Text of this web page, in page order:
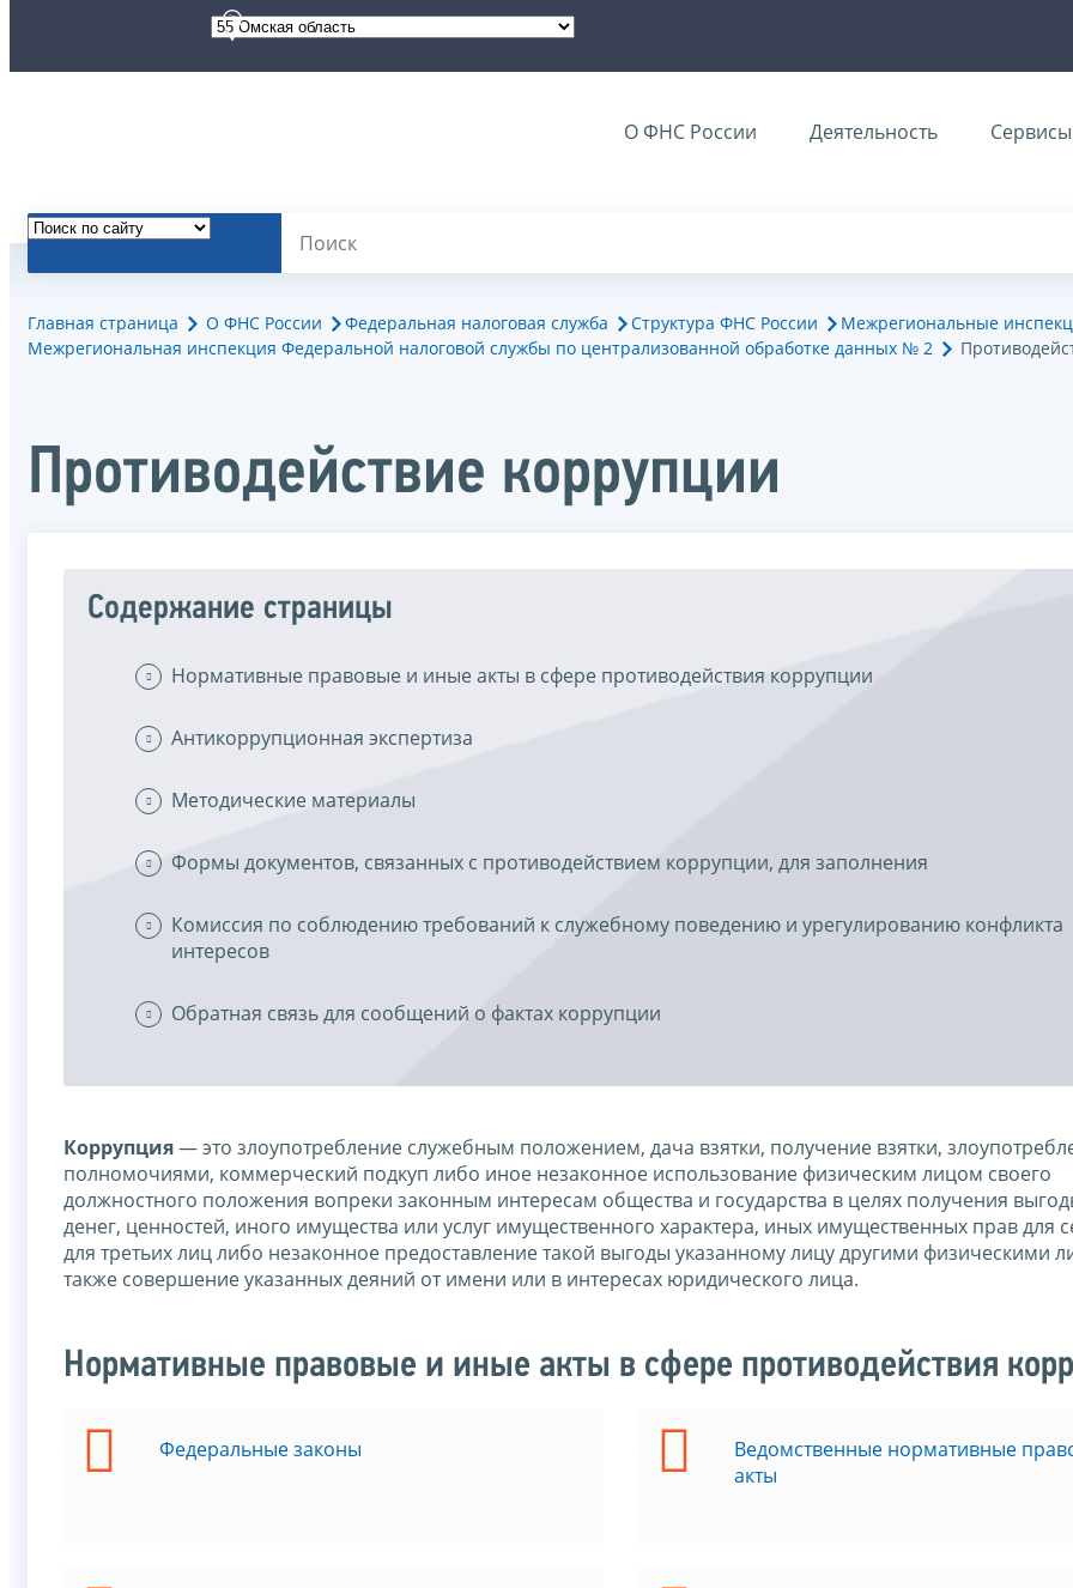
О ФНС России Деятельность Сервисы
Главная страница О ФНС России Федеральная налоговая служба Структура ФНС России
Межрегиональные
Межрегиональная инспекция Федеральной налоговой службы по централизованной обработке данных № 2
Противодействие коррупции
Содержание страницы
Нормативные правовые и иные акты в сфере противодействия коррупции
Антикоррупционная экспертиза
Методические материалы
Формы документов, связанных с противодействием коррупции, для заполнения
Комиссия по соблюдению требований к служебному поведению и урегулированию конфликта
интересов
Обратная связь для сообщений о фактах коррупции
Коррупция— это злоупотребление служебным положением, дача взятки, получение взятки,
полномочиями, коммерческий подкуп либо иное незаконное использование физическим лицом своего
должностного положения вопреки законным интересам общества и государства в целях получения
денег, ценностей, иного имущества или услуг имущественного характера, иных имущественных прав для
для третьих лиц либо незаконное предоставление такой выгоды указанному лицу другими физическими
также совершение указанных деяний от имени или в интересах юридического лица.
Нормативные правовые и иные акты в сфере противодействия
Федеральные законы
Ведомственные нормативные
акты